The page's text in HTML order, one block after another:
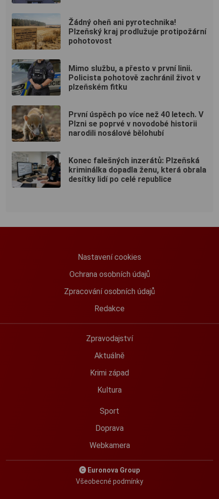
Žádný oheň ani pyrotechnika!
Plzeňský kraj prodlužuje protipožární
pohotovost
Mimo službu, a přesto v první linii.
Policista pohotově zachránil život v
plzeňském fitku
První úspěch po více než 40 letech. V
Plzni se poprvé v novodobé historii
narodili nosálové bělohubí
Konec falešných inzerátů: Plzeňská
kriminálka dopadla ženu, která obrala
desítky lidí po celé republice
Nastavení cookies
Ochrana osobních údajů
Zpracování osobních údajů
Redakce
Zpravodajství
Aktuálně
Krimi západ
Kultura
Sport
Doprava
Webkamera
Euronova Group
Všeobecné podmínky